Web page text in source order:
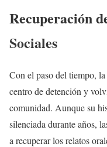
Recuperación
Sociales
Con el paso del tiempo,
centro de detención y
comunidad. Aunque su
silenciada durante años,
a recuperar los relatos